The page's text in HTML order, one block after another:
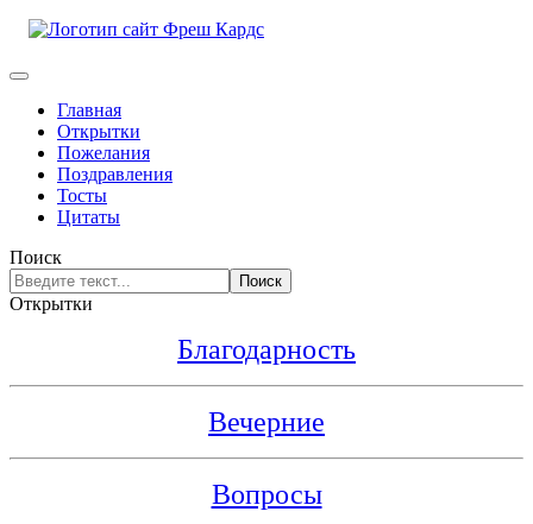
Главная
Открытки
Пожелания
Поздравления
Тосты
Цитаты
Поиск
Поиск
Открытки
Благодарность
Вечерние
Вопросы